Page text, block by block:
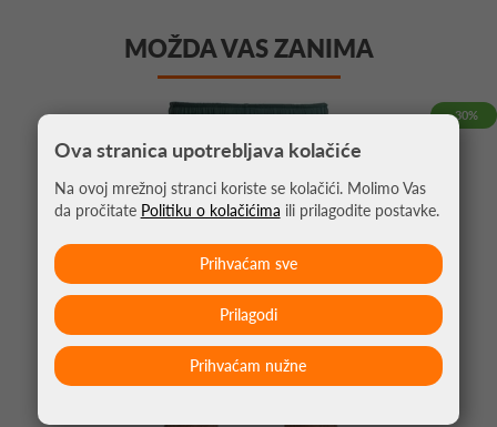
MOŽDA VAS ZANIMA
-30%
Ova stranica upotrebljava kolačiće
Na ovoj mrežnoj stranci koriste se kolačići. Molimo Vas
da pročitate Politiku o kolačićima ili prilagodite postavke.
Prihvaćam nužne
Prilagodi
Prihvaćam sve